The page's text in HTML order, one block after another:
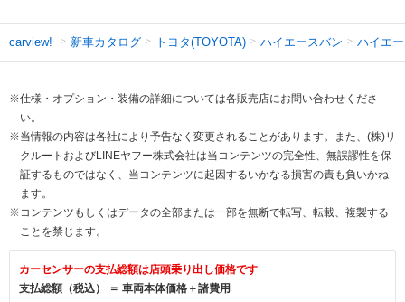
carview! 新車カタログ トヨタ(TOYOTA) ハイエースバン ハイエ
※仕様・オプション・装備の詳細については各販売店にお問い合わせくださ
い。
※当情報の内容は各社により予告なく変更されることがあります。また、(株)リ
クルートおよびLINEヤフー株式会社は当コンテンツの完全性、無誤謬性を保
証するものではなく、当コンテンツに起因するいかなる損害の責も負いかね
ます。
※コンテンツもしくはデータの全部または一部を無断で転写、転載、複製する
ことを禁じます。
カーセンサーの支払総額は店頭乗り出し価格です
支払総額（税込） ＝ 車両本体価格＋諸費用